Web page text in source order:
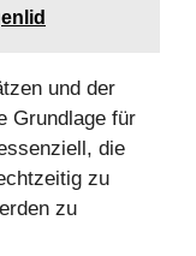
und der
Grundlage für
die
zu
zu